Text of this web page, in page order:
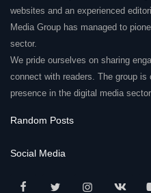
websites and an experienced
Media Group has managed to
sector.
We pride ourselves on sharing
connect with readers. The group
presence in the digital media sector.
Random Posts
Social Media